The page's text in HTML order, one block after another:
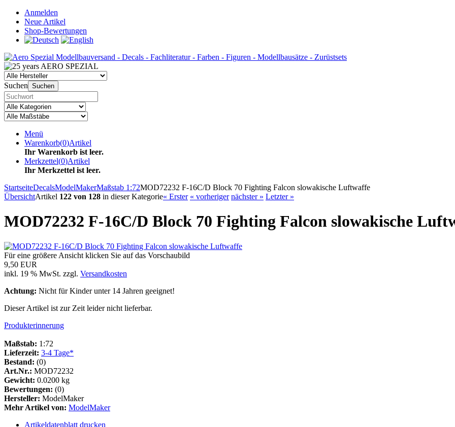
Anmelden
Neue Artikel
Shop-Bewertungen
Suchen Suchen
Menü
Warenkorb(0)Artikel
Ihr Warenkorb ist leer.
Merkzettel(0)Artikel
Ihr Merkzettel ist leer.
StartseiteDecalsModelMakerMaßstab 1:72MOD72232 F-16C/D Block 70 Fighting Falcon slowakische Luftwaffe
ÜbersichtArtikel 122 von 128 in dieser Kategorie« Erster « vorheriger nächster » Letzter »
MOD72232 F-16C/D Block 70 Fighting Falcon slowakische
Für eine größere Ansicht klicken Sie auf das Vorschaubild
9,50 EUR
inkl. 19 % MwSt. zzgl. Versandkosten
Achtung: Nicht für Kinder unter 14 Jahren geeignet!
Dieser Artikel ist zur Zeit leider nicht lieferbar.
Produkterinnerung
Maßstab: 1:72
Lieferzeit: 3-4 Tage*
Bestand: (0)
Art.Nr.: MOD72232
Gewicht: 0.0200 kg
Bewertungen: (0)
Hersteller: ModelMaker
Mehr Artikel von: ModelMaker
Artikeldatenblatt drucken